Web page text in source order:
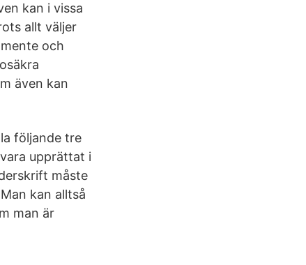
kan i vissa
allt väljer
och
även kan
följande tre
upprättat i
måste
kan alltså
man är